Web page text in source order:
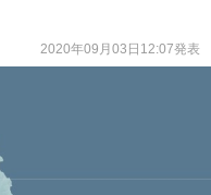
2020年09月03日12:07発表